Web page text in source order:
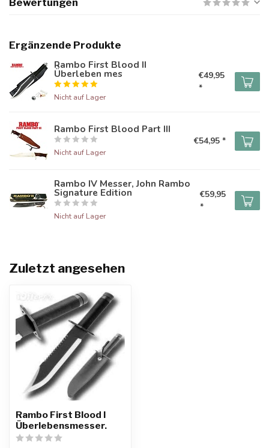
Bewertungen
Ergänzende Produkte
Rambo First Blood II
Überleben mes
Nicht auf Lager
€49,95
*
Rambo First Blood Part III
Nicht auf Lager
€54,95 *
Rambo IV Messer, John Rambo
Signature Edition
Nicht auf Lager
€59,95
*
Zuletzt angesehen
Rambo First Blood I
Überlebensmesser.